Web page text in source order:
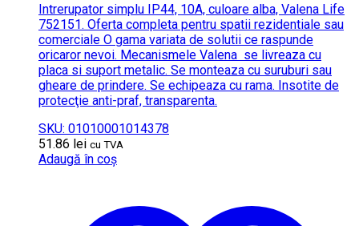
Intrerupator simplu IP44, 10A, culoare alba, Valena Life
752151. Oferta completa pentru spatii rezidentiale sau
comerciale O gama variata de solutii ce raspunde
oricaror nevoi. Mecanismele Valena se livreaza cu
placa si suport metalic. Se monteaza cu suruburi sau
gheare de prindere. Se echipeaza cu rama. Insotite de
protecţie anti-praf, transparenta.
SKU: 01010001014378
51.86 lei cu TVA
Adaugă în coș